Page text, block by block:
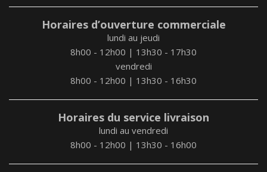
Horaires d’ouverture commerciale
lundi au jeudi
8h00 - 12h00 | 13h30 - 17h30
vendredi
8h00 - 12h00 | 13h30 - 16h30
Horaires du service livraison
lundi au vendredi
8h00 - 12h00 | 13h30 - 16h00